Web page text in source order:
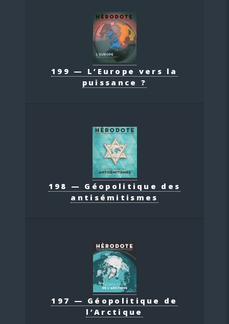
199 — L’Europe vers la
puissance ?
198 — Géopolitique des
antisémitismes
197 — Géopolitique de
l’Arctique